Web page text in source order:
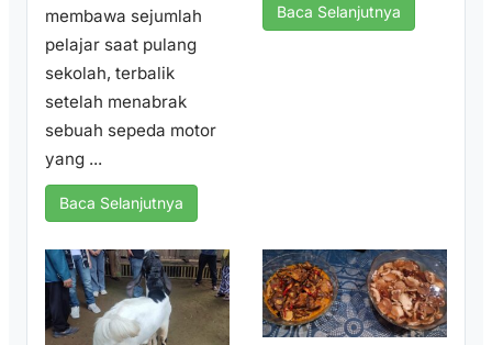
membawa sejumlah
pelajar saat pulang
sekolah, terbalik
setelah menabrak
sebuah sepeda motor
yang ...
Baca Selanjutnya
Baca Selanjutnya